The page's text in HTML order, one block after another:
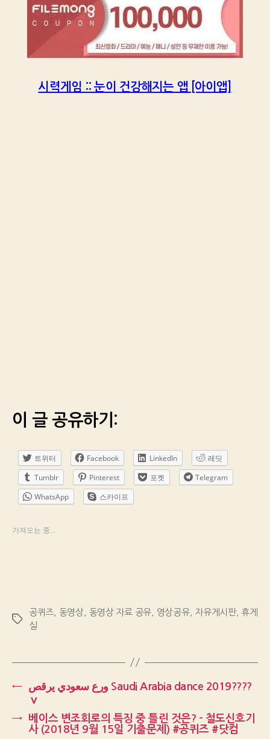
시력게임 :: 눈이 건강해지는 앱 [아이앱]
이 글 공유하기:
트위터 Facebook LinkedIn
레딧
Tumblr
Pinterest 포켓
Telegram
WhatsApp
스카이프
가져오는 중...
Tags
공퀴즈 동영상 동영상 자료 공유 영상공유, 자유게시판, 휴게
실
←
ورع سعودي يرقص Saudi Arabia dance 2019????
ⅴ
→
베이스 변조회로의 특징 중 틀린 것은? – 철도신호기
사 (2018년 9월 15일 기출문제) #공퀴즈 #닷컴